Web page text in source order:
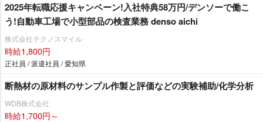
2025年転職応援キャンペーン!入社特典58万円/デンソーで働こ
う!自動車工場で小型部品の検査業務 denso aichi
株式会社テクノスマイル
時給1,800円
正社員 / 派遣社員 / 愛知県
断熱材の原材料のサンプル作製と評価などの実験補助/化学分析
WDB株式会社
時給1,700円～